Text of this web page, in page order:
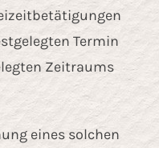
Termin
Zeitraums
eines solchen